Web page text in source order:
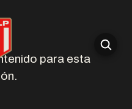
para esta